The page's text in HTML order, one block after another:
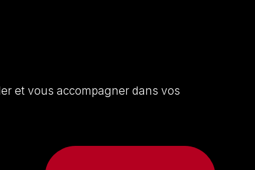
et vous accompagner dans vos